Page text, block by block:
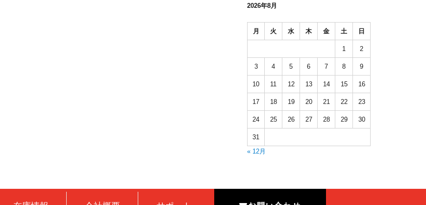
2026年8月
月 火 水 木 金 土 日
1 2
3 4 5 6 7 8 9
10 11 12 13 14 15 16
17 18 19 20 21 22 23
24 25 26 27 28 29 30
31
« 12月